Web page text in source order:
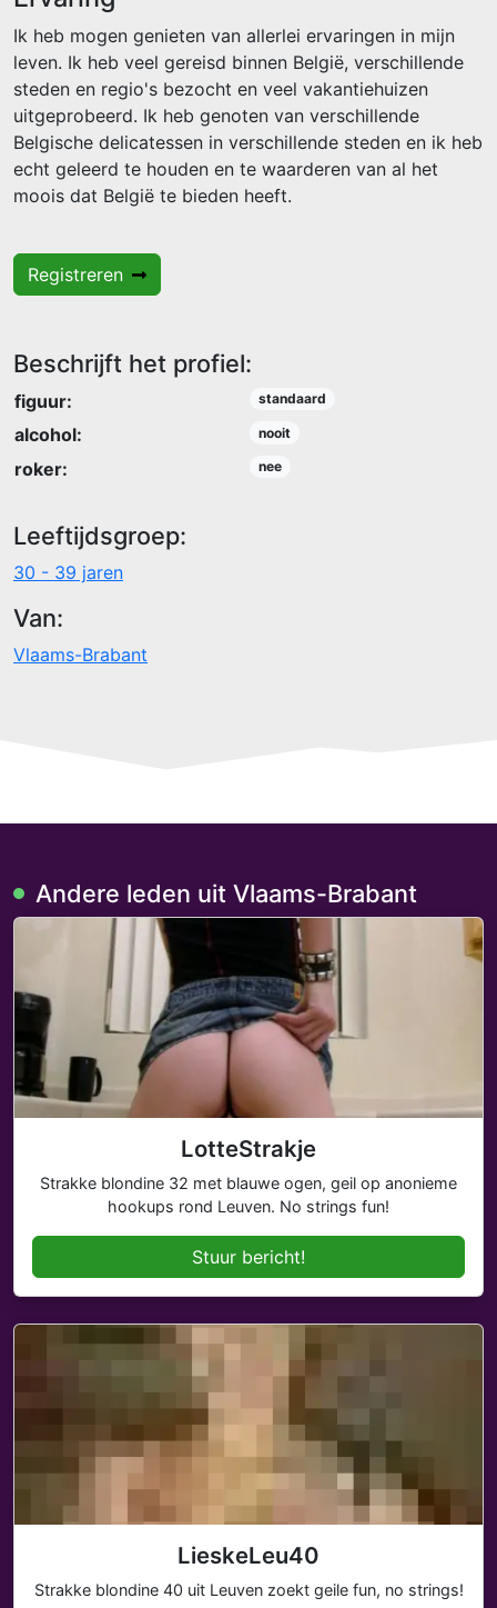
Ik heb mogen genieten van allerlei ervaringen in mijn
leven. Ik heb veel gereisd binnen België, verschillende
steden en regio's bezocht en veel vakantiehuizen
uitgeprobeerd. Ik heb genoten van verschillende
Belgische delicatessen in verschillende steden en ik heb
echt geleerd te houden en te waarderen van al het
moois dat België te bieden heeft.
Registreren
Beschrijft het profiel:
figuur: standaard
alcohol: nooit
roker: nee
Leeftijdsgroep:
30 - 39 jaren
Van:
Vlaams-Brabant
Andere leden uit Vlaams-Brabant
LotteStrakje
Strakke blondine 32 met blauwe ogen, geil op anonieme
hookups rond Leuven. No strings fun!
Stuur bericht!
LieskeLeu40
Strakke blondine 40 uit Leuven zoekt geile fun, no strings!